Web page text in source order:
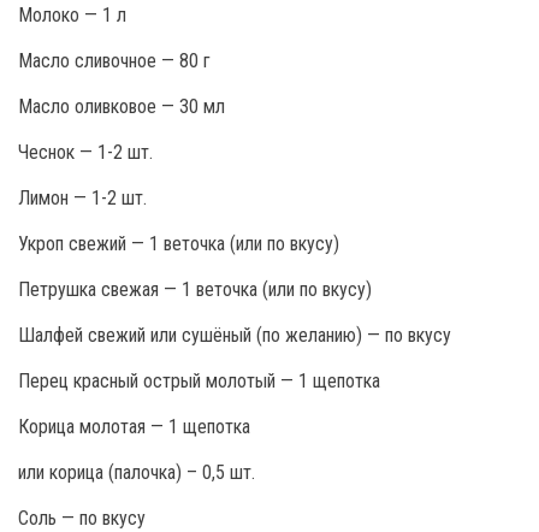
Молоко — 1 л
Масло сливочное — 80 г
Масло оливковое — 30 мл
Чеснок — 1-2 шт.
Лимон — 1-2 шт.
Укроп свежий — 1 веточка (или по вкусу)
Петрушка свежая — 1 веточка (или по вкусу)
Шалфей свежий или сушёный (по желанию) — по вкусу
Перец красный острый молотый — 1 щепотка
Корица молотая — 1 щепотка
или корица (палочка) – 0,5 шт.
Соль — по вкусу